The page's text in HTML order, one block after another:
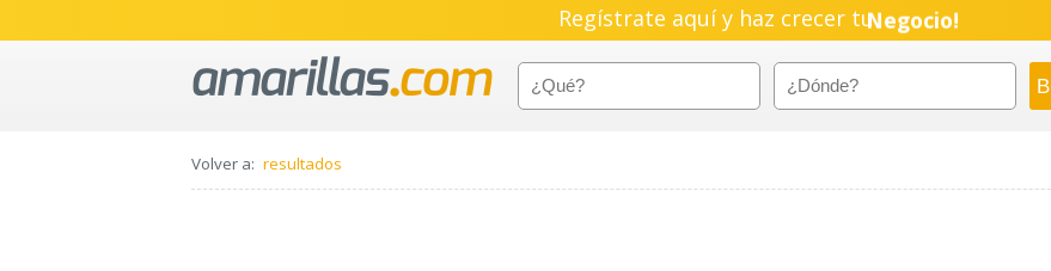
Regístrate aquí y haz crecer tuNegocio!
Pyme!
Emprendimiento!
Volver a: resultados